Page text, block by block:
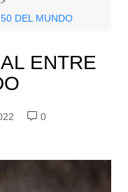
DEL MUNDO
ENTRE
0